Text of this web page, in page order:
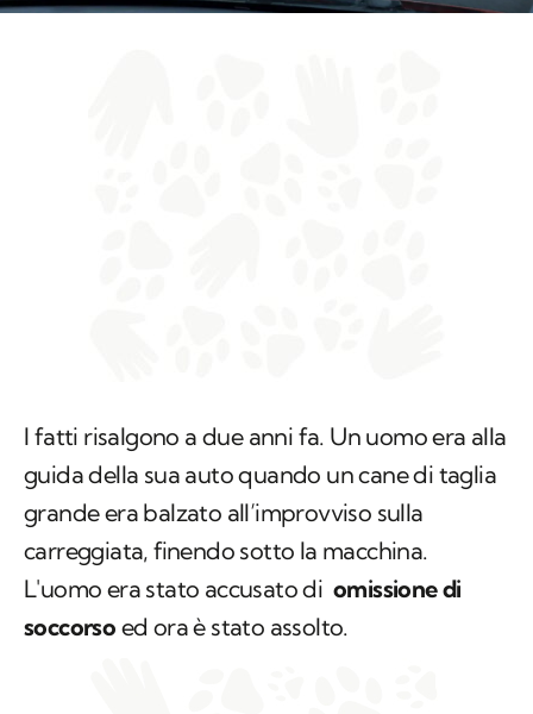
I fatti risalgono a due anni fa. Un uomo era alla
guida della sua auto quando un cane di taglia
grande era balzato all’improvviso sulla
carreggiata, finendo sotto la macchina.
L'uomo era stato accusato di omissione di
soccorso ed ora è stato assolto.